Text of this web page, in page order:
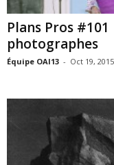
Plans Pros
photographes
Équipe OAI13 - Oct 19, 2015